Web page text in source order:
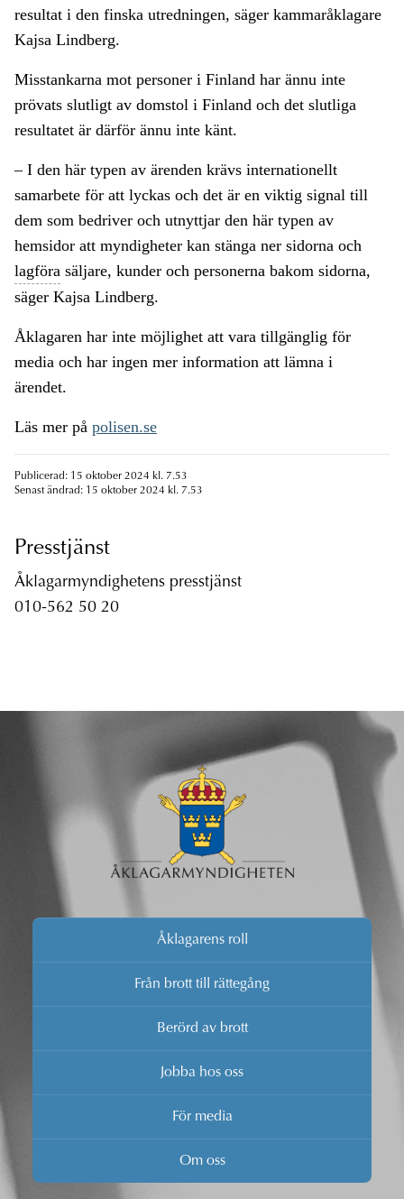
resultat i den finska utredningen, säger kammaråklagare
Kajsa Lindberg.
Misstankarna mot personer i Finland har ännu inte
prövats slutligt av domstol i Finland och det slutliga
resultatet är därför ännu inte känt.
– I den här typen av ärenden krävs internationellt
samarbete för att lyckas och det är en viktig signal till
dem som bedriver och utnyttjar den här typen av
hemsidor att myndigheter kan stänga ner sidorna och
lagföra säljare, kunder och personerna bakom sidorna,
säger Kajsa Lindberg.
Åklagaren har inte möjlighet att vara tillgänglig för
media och har ingen mer information att lämna i
ärendet.
Läs mer på polisen.se
Publicerad: 15 oktober 2024 kl. 7.53
Senast ändrad: 15 oktober 2024 kl. 7.53
Presstjänst
Åklagarmyndighetens presstjänst
010-562 50 20
Åklagarens roll
Från brott till rättegång
Berörd av brott
Jobba hos oss
För media
Om oss